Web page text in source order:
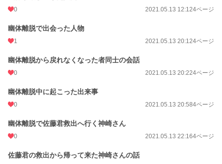
0 2021.05.13 12:124ページ
幽体離脱で出会った人物
1 2021.05.13 20:124ページ
幽体離脱から戻れなくなった者同士の会話
0 2021.05.13 20:224ページ
幽体離脱中に起こった出来事
0 2021.05.13 20:584ページ
幽体離脱で佐藤君救出へ行く神崎さん
0 2021.05.13 22:164ページ
佐藤君の救出から帰って来た神崎さんの話